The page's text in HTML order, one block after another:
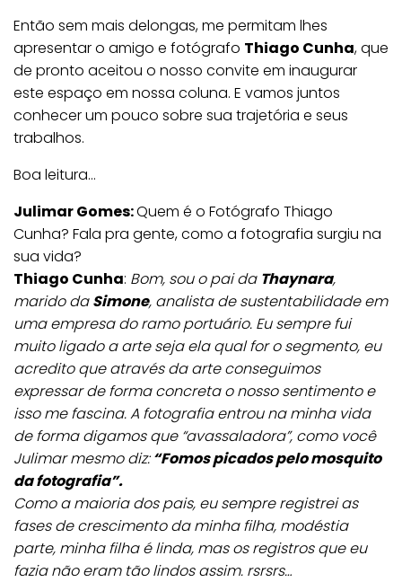
Então sem mais delongas, me permitam lhes
apresentar o amigo e fotógrafo Thiago Cunha, que
de pronto aceitou o nosso convite em inaugurar
este espaço em nossa coluna. E vamos juntos
conhecer um pouco sobre sua trajetória e seus
trabalhos.
Boa leitura…
Julimar Gomes:Quem é o Fotógrafo Thiago
Cunha? Fala pra gente, como a fotografia surgiu na
sua vida?
Thiago Cunha: Bom, sou o pai da Thaynara,
marido daSimone, analista de sustentabilidade em
uma empresa do ramo portuário. Eu sempre fui
muito ligado a arte seja ela qual for o segmento, eu
acredito que através da arte conseguimos
expressar de forma concreta o nosso sentimento e
isso me fascina. A fotografia entrou na minha vida
de forma digamos que “avassaladora”, como você
Julimar mesmo diz:“Fomos picados pelo mosquito
da fotografia”.
Como a maioria dos pais, eu sempre registrei as
fases de crescimento da minha filha, modéstia
parte, minha filha é linda, mas os registros que eu
fazia não eram tão lindos assim. rsrsrs…